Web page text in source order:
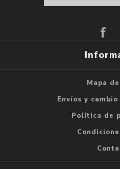
Mapa
Envíos y
Política de